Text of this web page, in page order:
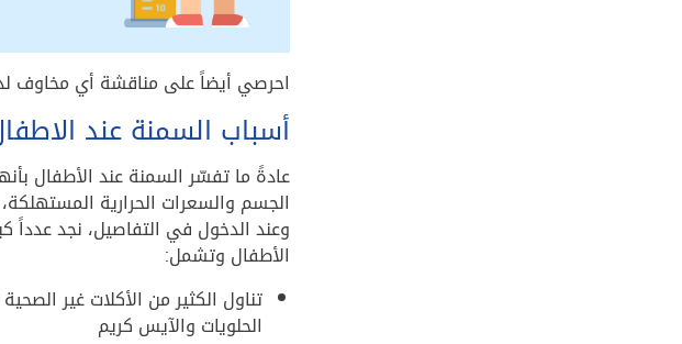
احرصي أيضاً على مناقشة أي مخاوف
أسباب السمنة عند
عادةً ما تفسّر السمنة عند الأطفال
الجسم والسعرات الحرارية
وعند الدخول في التفاصيل، نجد عدداً
الأطفال وتشمل:
تناول الكثير من الأكلات غير
الحلويات والآيس كريم